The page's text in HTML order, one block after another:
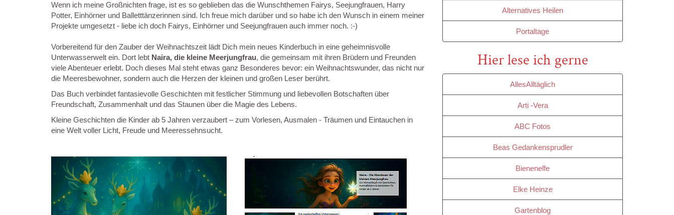
Wenn ich meine Großnichten frage, ist es so geblieben das die Wunschthemen Fairys, Seejungfrauen, Harry
Potter, Einhörner und Balletttänzerinnen sind. Ich freue mich darüber und so habe ich den Wunsch in einem meiner
Projekte umgesetzt - liebe ich doch Fairys, Einhörner und Seejungfrauen auch immer noch. :-)
Vorbereitend für den Zauber der Weihnachtszeit lädt Dich mein neues Kinderbuch in eine geheimnisvolle
Unterwasserwelt ein. Dort lebt Naira, die kleine Meerjungfrau, die gemeinsam mit ihren Brüdern und Freunden
viele Abenteuer erlebt. Doch dieses Mal steht etwas ganz Besonderes bevor: ein Weihnachtswunder, das nicht nur
die Meeresbewohner, sondern auch die Herzen der kleinen und großen Leser berührt.
Das Buch verbindet fantasievolle Geschichten mit festlicher Stimmung und liebevollen Botschaften über
Freundschaft, Zusammenhalt und das Staunen über die Magie des Lebens.
Kleine Geschichten die Kinder ab 5 Jahren verzaubert – zum Vorlesen, Ausmalen - Träumen und Eintauchen in
eine Welt voller Licht, Freude und Meeressehnsucht.
Alternatives Heilen
Portaltage
Hier lese ich gerne
AllesAlltäglich
Arti -Vera
ABC Fotos
Beas Gedankensprudler
Bienenelfe
Elke Heinze
Gartenblog